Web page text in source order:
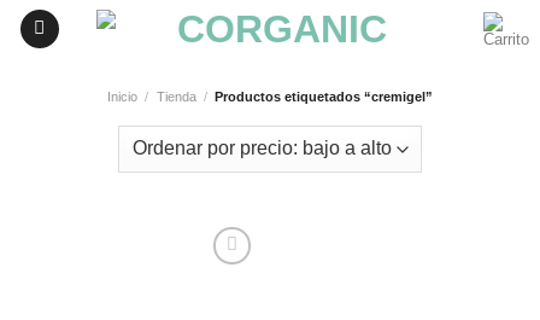
Skip
Inicio / Tienda / Productos etiquetados “cremigel”